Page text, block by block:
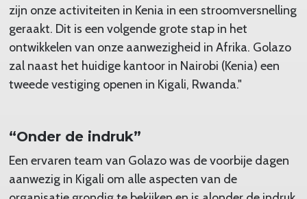
zijn onze activiteiten in Kenia in een stroomversnelling
geraakt. Dit is een volgende grote stap in het
ontwikkelen van onze aanwezigheid in Afrika. Golazo
zal naast het huidige kantoor in Nairobi (Kenia) een
tweede vestiging openen in Kigali, Rwanda."
“Onder de indruk”
Een ervaren team van Golazo was de voorbije dagen
aanwezig in Kigali om alle aspecten van de